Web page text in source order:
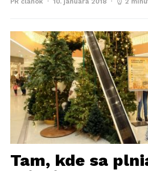
Tam, kde sa